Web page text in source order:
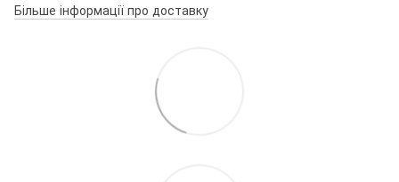
Більше інформації про доставку